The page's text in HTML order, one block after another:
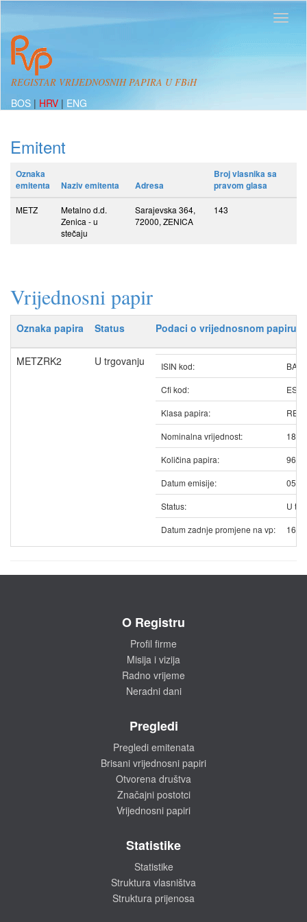
REGISTAR VRIJEDNOSNIH PAPIRA U FBiH
BOS | HRV | ENG
Emitent
Oznaka
emitenta
Naziv emitenta Adresa
Broj vlasnika sa
pravom glasa
METZ
Metalno d.d.
Zenica - u
stečaju
Sarajevska 364,
72000, ZENICA
143
Vrijednosni papir
Oznaka papira Status Podaci o vrijednosnom papiru
METZRK2 U trgovanju ISIN kod:
Cfi kod:
Klasa papira:
Nominalna vrijednost:
18.70
Količina papira:
Datum emisije:
Status:
U
Datum zadnje promjene na vp:
O Registru
Profil firme
Misija i vizija
Radno vrijeme
Neradni dani
Pregledi
Pregledi emitenata
Brisani vrijednosni papiri
Otvorena društva
Značajni postotci
Vrijednosni papiri
Statistike
Statistike
Struktura vlasništva
Struktura prijenosa